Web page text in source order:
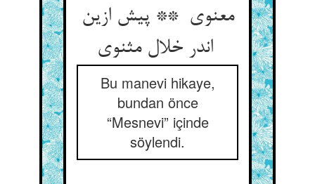
معنوی ** پیش ازین
اندر خلال مثنوی
Bu manevi hikaye,
bundan önce
“Mesnevi” içinde
söylendi.